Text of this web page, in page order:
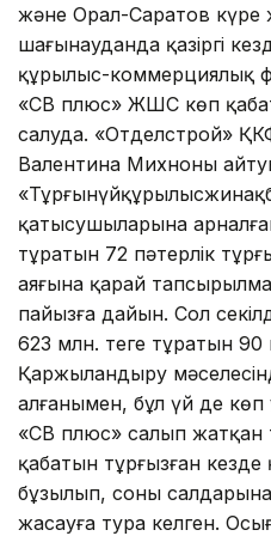
және Орал-Саратов
шағынауданда қазіргі
құрылыс-коммерциялық
«СВ плюс» ЖШС көп
салуда. «Отделстрой»
Валентина Михноның
қатысушыларына
тұратын 72 пәтерлік
аяғына қарай
пайызға дайын. Сол
623 млн. теңге тұратын 90
Қаржыландыру
алғанымен, бұл үй де көп
«СВ плюс» салып жатқан
қабатын тұрғызған
бұзылып, соның
жасауға тура келген.